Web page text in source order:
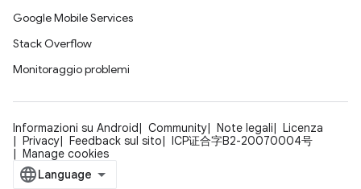
Google Mobile Services
Stack Overflow
Monitoraggio problemi
Informazioni su Android Community Note legali
Licenza
Privacy
Feedback sul sito
ICP证合字B2-20070004号
Manage cookies